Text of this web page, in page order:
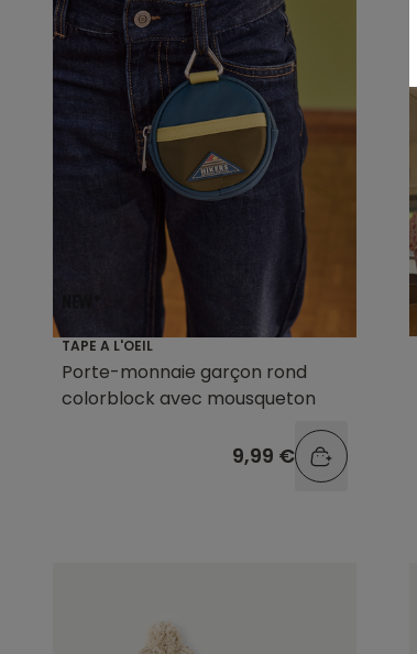
TAPE A L'OEIL
Porte-monnaie garçon rond
colorblock avec mousqueton
9,99 €